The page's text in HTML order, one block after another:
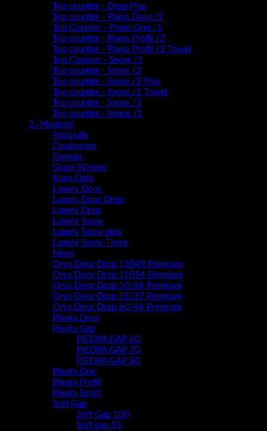
Top counter - Drop Plus
Top counter - Piano Drop /2
Top Counter - Piano One /1
Top counter - Piano Profil /2
Top counter - Piano Profil /2 Towel
Top Counter - Snow /1
Top counter - Snow /2
Top counter - Snow /2 Plus
Top counter - Snow /2 Towel
Top counter - Snow /3
Top counter - Venus /1
2.-Moderni
Absolute
Cloakroom
Gamma
Grace Winner
Kiara Onix
Luxury Door
Luxury Door Drop
Luxury Drop
Luxury Snow
Luxury Snow plus
Luxury Snow Three
Neon
Oryx Door Drop 11049 Premium
Oryx Door Drop 11054 Premium
Oryx Door Drop 50/46 Premium
Oryx Door Drop 55/37 Premium
Oryx Door Drop 60/46 Premium
Piedra Drop
Piedra Gap
PIEDRA GAP 60
PIEDRA GAP 70
PIEDRA GAP 80
Piedra One
Piedra Profil
Piedra Smart
Soft Gap
Soft Gap 100
Soft gap 55